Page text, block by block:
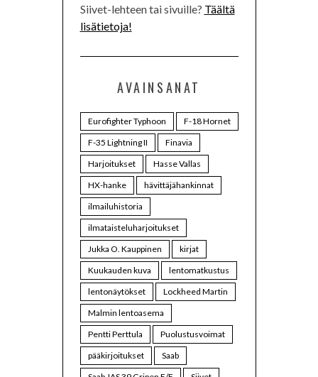
Siivet-lehteen tai sivuille? Täältä
lisätietoja!
AVAINSANAT
Eurofighter Typhoon
F-18 Hornet
F-35 Lightning II
Finavia
Harjoitukset
Hasse Vallas
HX-hanke
hävittäjähankinnat
ilmailuhistoria
ilmataisteluharjoitukset
Jukka O. Kauppinen
kirjat
Kuukauden kuva
lentomatkustus
lentonäytökset
Lockheed Martin
Malmin lentoasema
Pentti Perttula
Puolustusvoimat
pääkirjoitukset
Saab